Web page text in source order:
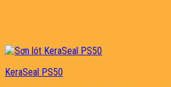
KeraSeal PS50